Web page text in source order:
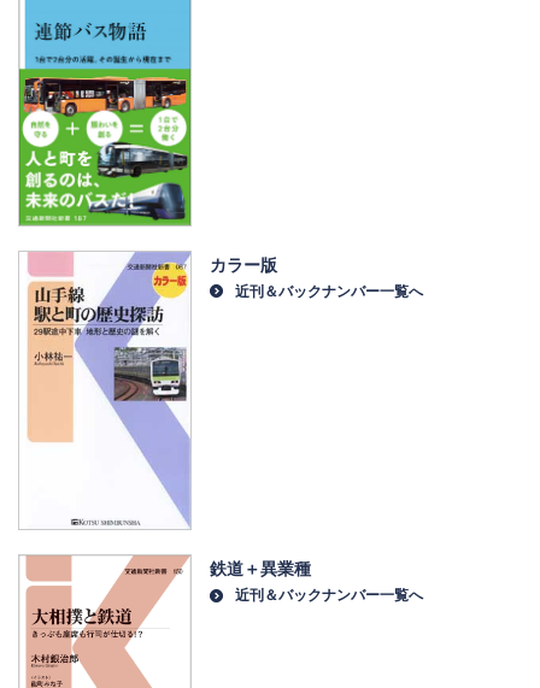
カラー版
近刊＆バックナンバー一覧へ
鉄道＋異業種
近刊＆バックナンバー一覧へ